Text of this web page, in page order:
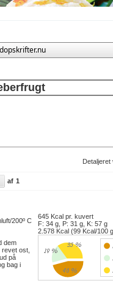
Detaljeret
af 1
200º C
dem
ost,
på
bag i
645 Kcal pr. kuvert
F: 34 g, P: 31 g, K: 57 g
2.578 Kcal (99 Kcal/100